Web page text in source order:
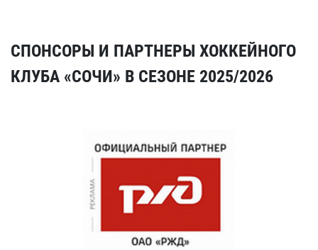
СПОНСОРЫ И ПАРТНЕРЫ ХОККЕЙНОГО
КЛУБА «СОЧИ» В СЕЗОНЕ 2025/2026